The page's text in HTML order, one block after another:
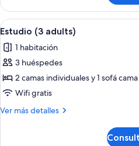
(2
adults)
Abrir
todas
las
fotos
de
Estudio
(3
8
Estudio (3 adults)
1 habitación
3 huéspedes
2 camas individuales y 1 sofá
Wifi gratis
Ver más detalles
Más